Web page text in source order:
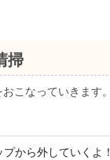
掃
こなっていきます。
プから外していくよ！